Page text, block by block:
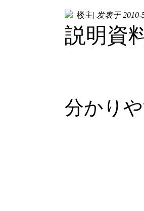
楼主| 发表于
説明資
分かり